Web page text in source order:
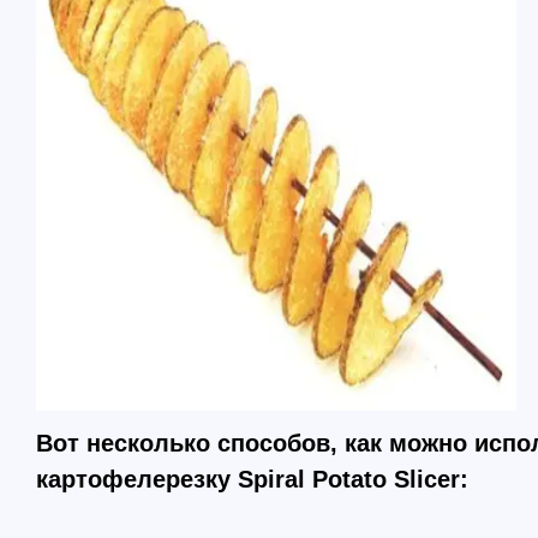
Вот несколько способов, как можно
картофелерезку Spiral Potato Slicer: